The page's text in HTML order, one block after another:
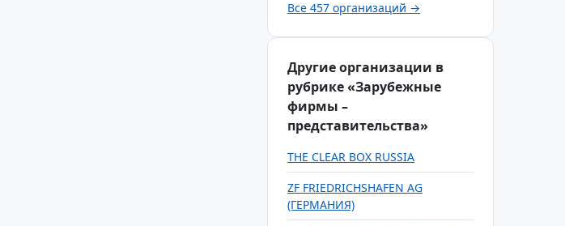
Все 457 организаций →
Другие организации в
рубрике «Зарубежные
фирмы –
представительства»
THE CLEAR BOX RUSSIA
ZF FRIEDRICHSHAFEN AG
(ГЕРМАНИЯ)